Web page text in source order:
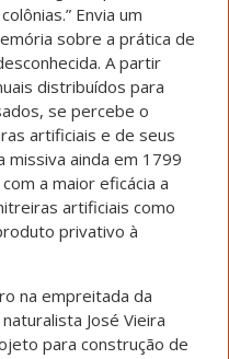
Envia um
sobre a prática de
A partir
distribuídos para
se percebe o
artificiais e de seus
missiva ainda em 1799
a maior eficácia a
artificiais como
privativo à
na empreitada da
José Vieira
para construção de